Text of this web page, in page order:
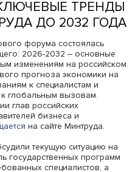
КАДРОВОМ
КЛЮЧЕВЫЕ
ДО 2032
форума
2026-2032 –
изменениям на
прогноза
к специалистам и
к глобальным вызовам.
глав российских
бизнеса и
на сайте